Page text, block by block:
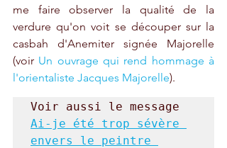
me faire observer la qualité de la
verdure qu'on voit se découper sur la
casbah d'Anemiter signée Majorelle
(voir Un ouvrage qui rend hommage à
l'orientaliste Jacques Majorelle).
Ai-je été trop sévère
envers le peintre